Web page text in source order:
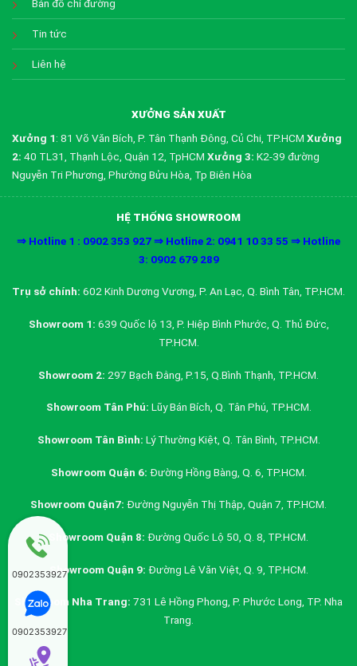
Bản đồ chỉ đường
Tin tức
Liên hệ
XƯỞNG SẢN XUẤT
Xưởng 1: 81 Võ Văn Bích, P. Tân Thạnh Đông, Củ Chi, TP.HCM Xưởng
2: 40 TL31, Thạnh Lộc, Quận 12, TpHCM Xưởng 3: K2-39 đường
Nguyễn Tri Phương, Phường Bửu Hòa, Tp Biên Hòa
HỆ THỐNG SHOWROOM
⇒ Hotline 1 : 0902 353 927 ⇒ Hotline 2: 0941 10 33 55 ⇒ Hotline
3: 0902 679 289
Trụ sở chính: 602 Kinh Dương Vương, P. An Lạc, Q. Bình Tân, TP.HCM.
Showroom 1: 639 Quốc lộ 13, P. Hiệp Bình Phước, Q. Thủ Đức,
TP.HCM.
Showroom 2: 297 Bạch Đằng, P.15, Q.Bình Thạnh, TP.HCM.
Showroom Tân Phú: Lũy Bán Bích, Q. Tân Phú, TP.HCM.
Showroom Tân Bình: Lý Thường Kiệt, Q. Tân Bình, TP.HCM.
Showroom Quận 6: Đường Hồng Bàng, Q. 6, TP.HCM.
Showroom Quận7: Đường Nguyễn Thị Thập, Quận 7, TP.HCM.
Showroom Quận 8: Đường Quốc Lộ 50, Q. 8, TP.HCM.
Showroom Quận 9: Đường Lê Văn Việt, Q. 9, TP.HCM.
Showroom Nha Trang: 731 Lê Hồng Phong, P. Phước Long, TP. Nha
Trang.
0902353927
0902353927